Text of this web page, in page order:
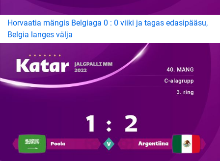
Horvaatia mängis Belgiaga 0 : 0 viiki ja tagas edasipääsu,
Belgia langes välja